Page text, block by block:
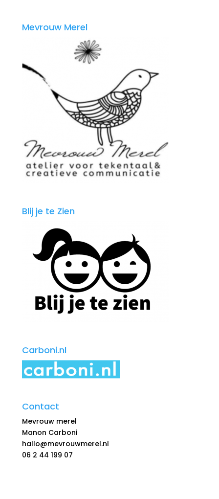
Mevrouw Merel
Blij je te Zien
Carboni.nl
Contact
Mevrouw merel
Manon Carboni
hallo@mevrouwmerel.nl
06 2 44 199 07